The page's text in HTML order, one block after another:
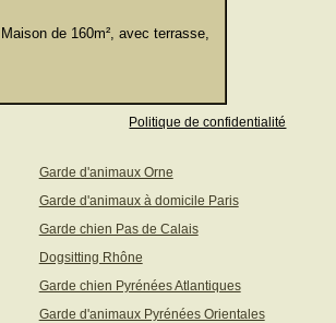
de 160m², avec terrasse,
Politique de confidentialité
Garde d'animaux Orne
Garde d'animaux à domicile Paris
Garde chien Pas de Calais
Dogsitting Rhône
Garde chien Pyrénées Atlantiques
Garde d'animaux Pyrénées Orientales